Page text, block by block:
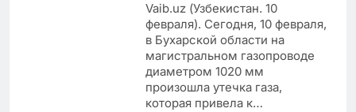
Vaib.uz (Узбекистан. 10
февраля). Сегодня, 10 февраля,
в Бухарской области на
магистральном газопроводе
диаметром 1020 мм
произошла утечка газа,
которая привела к…